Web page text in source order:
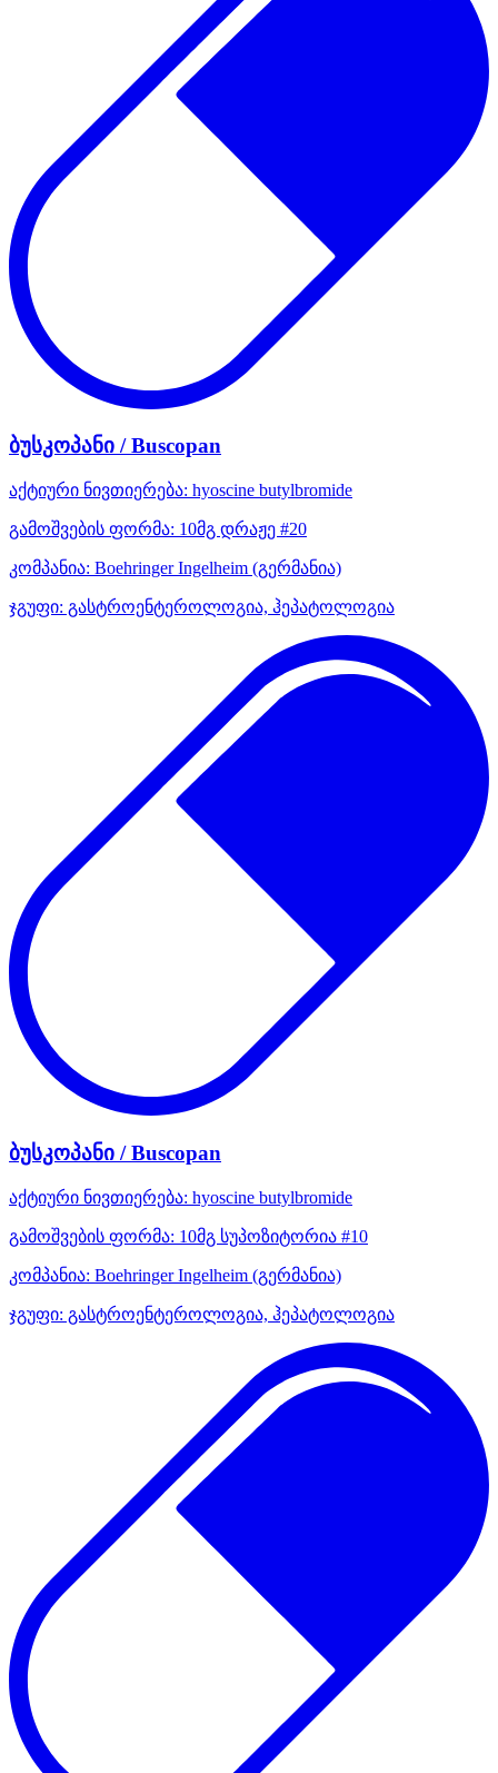
ბუსკოპანი / Buscopan
აქტიური ნივთიერება: hyoscine butylbromide
გამოშვების ფორმა: 10მგ დრაჟე #20
კომპანია: Boehringer Ingelheim (გერმანია)
ჯგუფი: გასტროენტეროლოგია, ჰეპატოლოგია
ბუსკოპანი / Buscopan
აქტიური ნივთიერება: hyoscine butylbromide
გამოშვების ფორმა: 10მგ სუპოზიტორია #10
კომპანია: Boehringer Ingelheim (გერმანია)
ჯგუფი: გასტროენტეროლოგია, ჰეპატოლოგია